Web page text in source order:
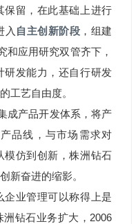
保留，在此基础上进行
入 自主创新阶段 ，组建
和应用研究双管齐下，
研发能力，还自行研发
工艺自由度。
成产品开发体系，将产
品线，与市场需求对
模仿到创新，株洲钻石
新奋进的缩影。
企业管理可以称得上是
钻石业务扩大，2006